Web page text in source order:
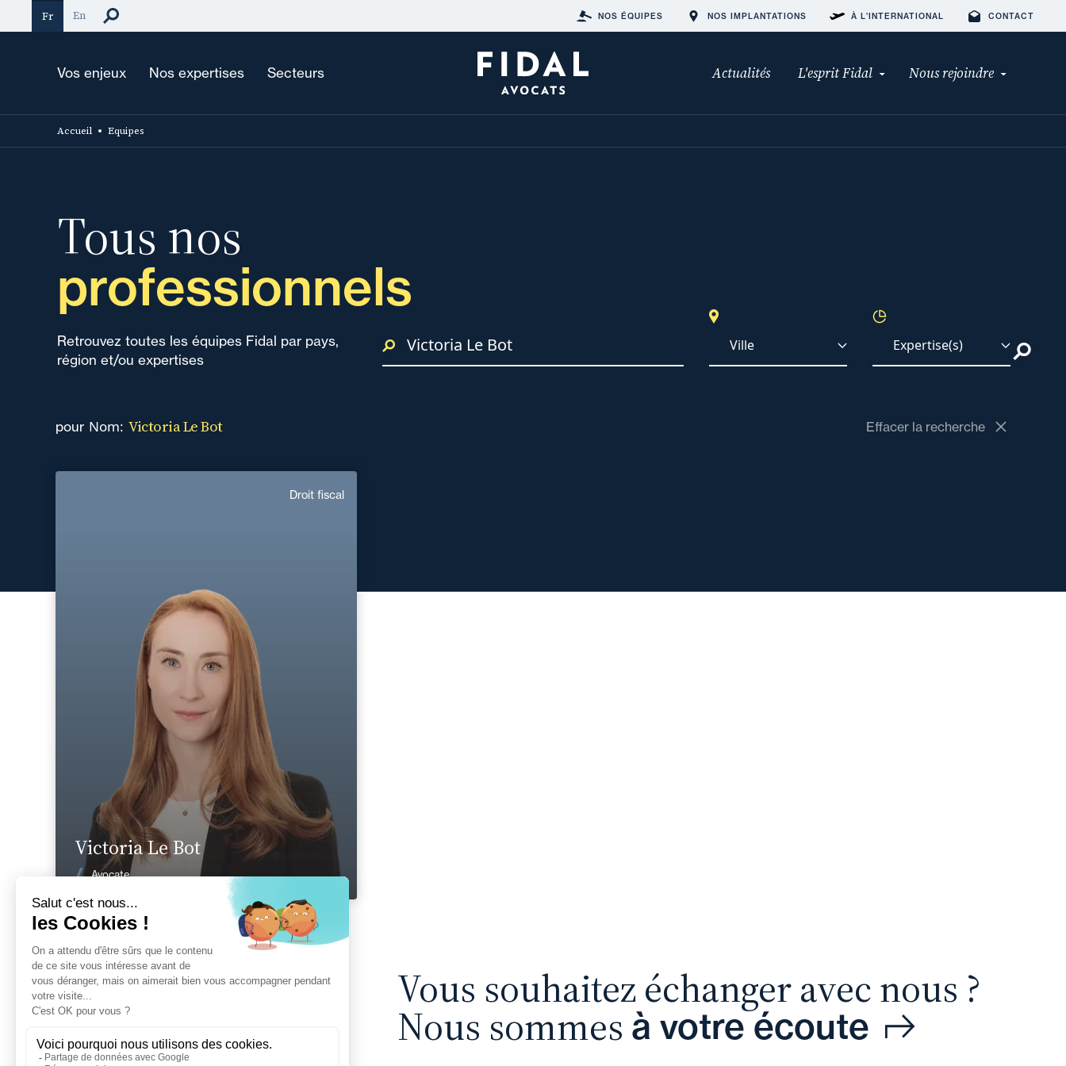
au
Fr En NOS ÉQUIPES NOS IMPLANTATIONS À L'INTERNATIONAL CONTACT
Vos enjeux Nos expertises Secteurs Actualités L'esprit Fidal Nous rejoindre
Accueil Equipes
Tous nos
professionnels
Retrouvez toutes les équipes Fidal par pays,
région et/ou expertises
Ville Expertise(s)
pour Nom: Victoria Le Bot Effacer la recherche
Victoria Le Bot
Avocate
Droit fiscal
Victoria Le Bot
Paris La Défense
+33 1 46 24 30 30
victoria.le-bot@fidal.com
En savoir plus
Voir les actualités
Vous souhaitez échanger avec nous ?
Nous sommes à votre écoute